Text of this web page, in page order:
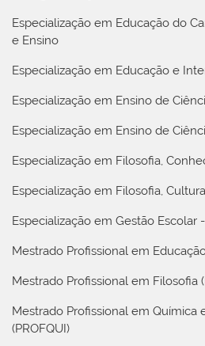
Especialização em Educação do
e Ensino
Especialização em Educação e
Especialização em Ensino de
Especialização em Ensino de
Especialização em Filosofia,
Especialização em Filosofia,
Especialização em Gestão Escolar
Mestrado Profissional em
Mestrado Profissional em Filosofia
Mestrado Profissional em Química
(PROFQUI)